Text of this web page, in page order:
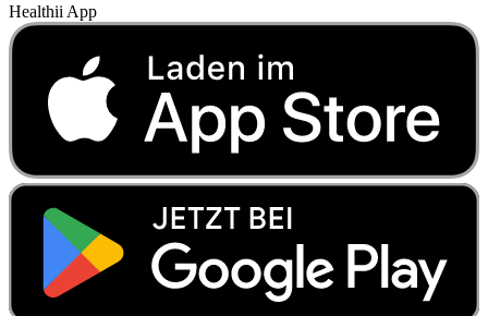
Healthii App